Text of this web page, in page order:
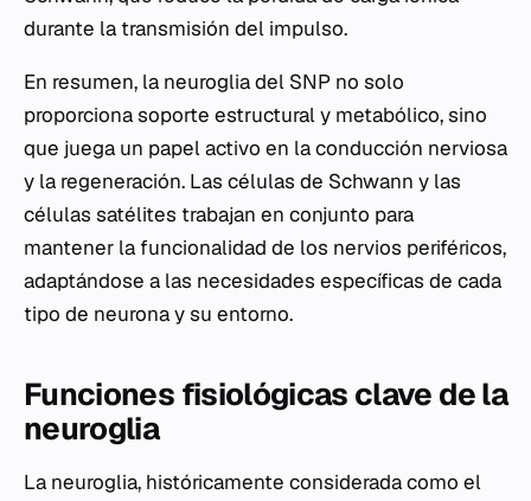
durante la transmisión del impulso.
En resumen, la neuroglia del SNP no solo
proporciona soporte estructural y metabólico, sino
que juega un papel activo en la conducción nerviosa
y la regeneración. Las células de Schwann y las
células satélites trabajan en conjunto para
mantener la funcionalidad de los nervios periféricos,
adaptándose a las necesidades específicas de cada
tipo de neurona y su entorno.
Funciones fisiológicas clave de la
neuroglia
La neuroglia, históricamente considerada como el